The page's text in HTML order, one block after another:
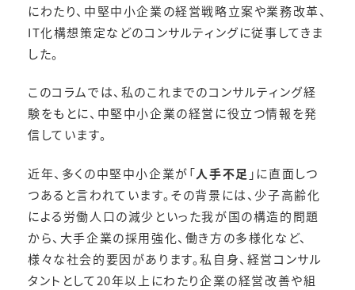
にわたり、中堅中小企業の経営戦略立案や業務改革、
IT化構想策定などのコンサルティングに従事してきま
した。
このコラムでは、私のこれまでのコンサルティング経
験をもとに、中堅中小企業の経営に役立つ情報を発
信しています。
近年、多くの中堅中小企業が「人手不足 」に直面しつ
つあると言われています。その背景には、少子高齢化
による労働人口の減少といった我が国の構造的問題
から、大手企業の採用強化、働き方の多様化など、
様々な社会的要因があります。私自身、経営コンサル
タントとして20年以上にわたり企業の経営改善や組